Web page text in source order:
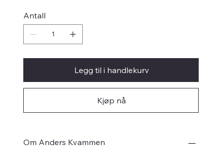
Antall
Legg til i handlekurv
Kjøp nå
Om Anders Kvammen